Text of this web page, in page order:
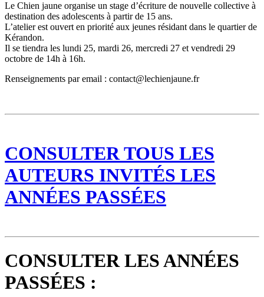
Le Chien jaune organise un stage d’écriture de nouvelle collective à
destination des adolescents à partir de 15 ans.
L’atelier est ouvert en priorité aux jeunes résidant dans le quartier de
Kérandon.
Il se tiendra les lundi 25, mardi 26, mercredi 27 et vendredi 29
octobre de 14h à 16h.
Renseignements par email : contact@lechienjaune.fr
CONSULTER TOUS LES
AUTEURS INVITÉS LES
ANNÉES PASSÉES
CONSULTER LES ANNÉES
PASSÉES :